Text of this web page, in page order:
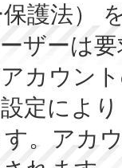
護法）
ザーは
カウン
定によ
。アカ